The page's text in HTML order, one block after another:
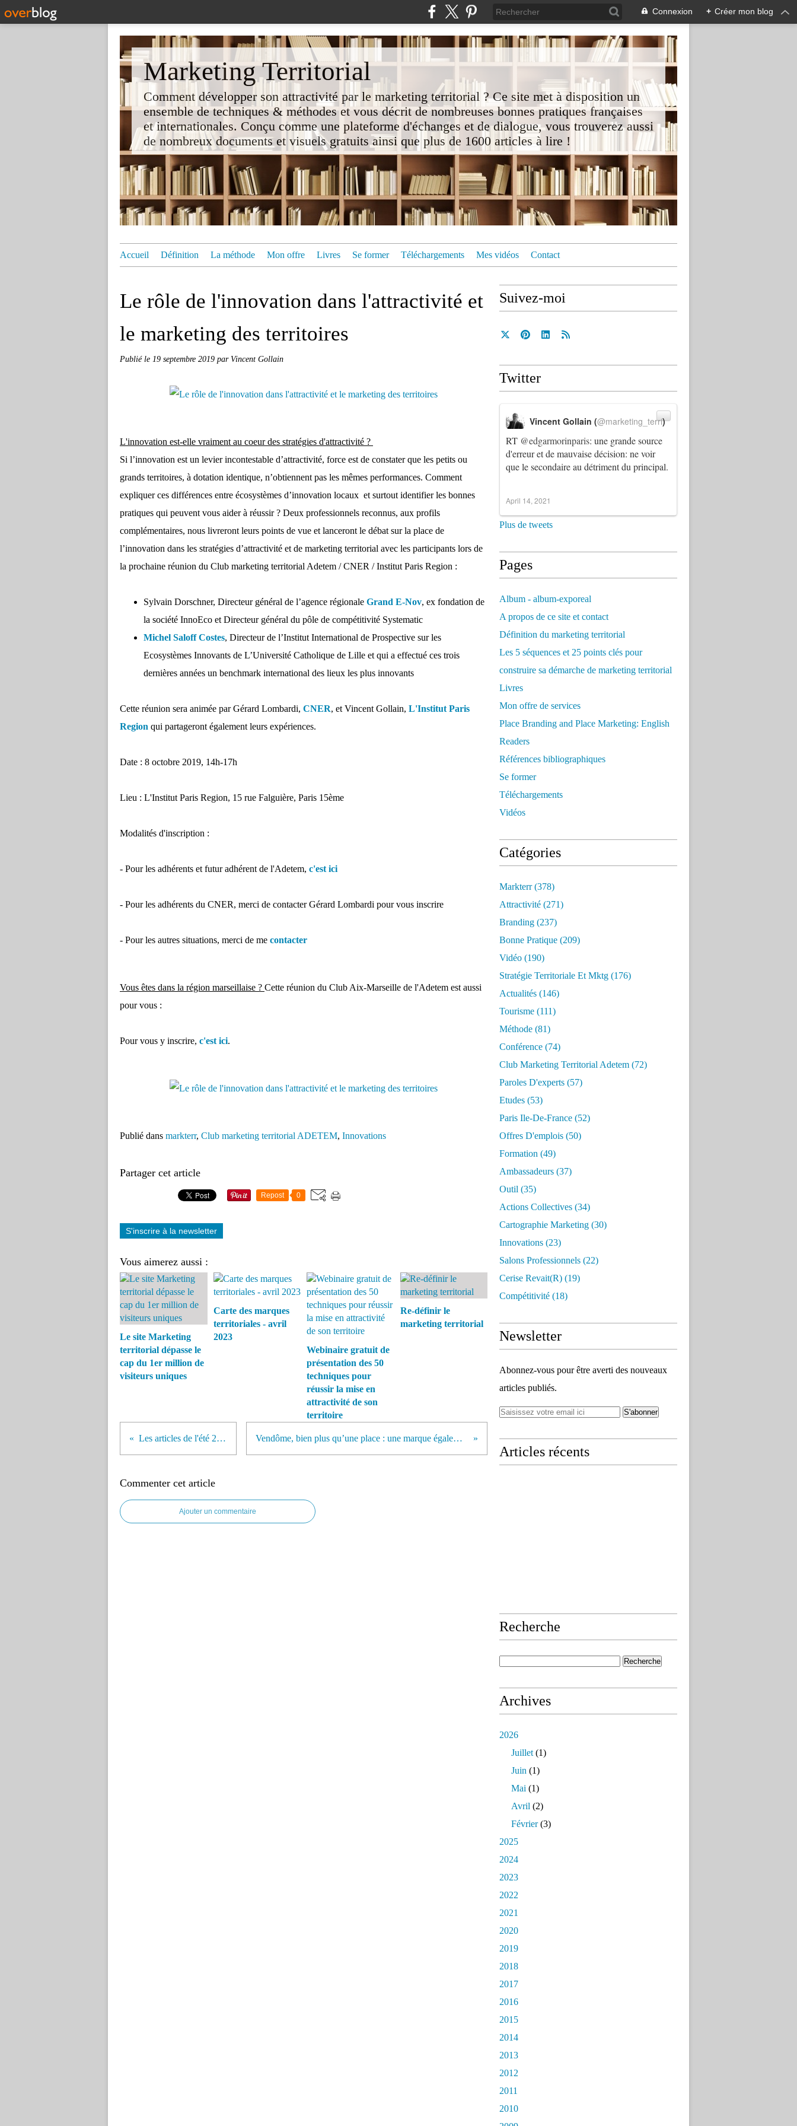
Connexion + Créer mon blog
Marketing Territorial
Comment développer son attractivité par le marketing territorial ? Ce site met à disposition un
ensemble de techniques & méthodes et vous décrit de nombreuses bonnes pratiques françaises
et internationales. Conçu comme une plateforme d'échanges et de dialogue, vous trouverez aussi
de nombreux documents et visuels gratuits ainsi que plus de 1600 articles à lire !
Accueil Définition La méthode Mon offre Livres Se former Téléchargements Mes vidéos Contact
Le rôle de l'innovation dans l'attractivité et
le marketing des territoires
Publié le 19 septembre 2019 par Vincent Gollain
L'innovation est-elle vraiment au coeur des stratégies d'attractivité ?
Si l’innovation est un levier incontestable d’attractivité, force est de constater que les petits ou
grands territoires, à dotation identique, n’obtiennent pas les mêmes performances. Comment
expliquer ces différences entre écosystèmes d’innovation locaux et surtout identifier les bonnes
pratiques qui peuvent vous aider à réussir ? Deux professionnels reconnus, aux profils
complémentaires, nous livreront leurs points de vue et lanceront le débat sur la place de
l’innovation dans les stratégies d’attractivité et de marketing territorial avec les participants lors de
la prochaine réunion du Club marketing territorial Adetem / CNER / Institut Paris Region :
Sylvain Dorschner, Directeur général de l’agence régionale Grand E-Nov, ex fondation de
la société InnoEco et Directeur général du pôle de compétitivité Systematic
Michel Saloff Costes, Directeur de l’Institut International de Prospective sur les
Ecosystèmes Innovants de L’Université Catholique de Lille et qui a effectué ces trois
dernières années un benchmark international des lieux les plus innovants
Cette réunion sera animée par Gérard Lombardi, CNER, et Vincent Gollain, L'Institut Paris
Region qui partageront également leurs expériences.
Date : 8 octobre 2019, 14h-17h
Lieu : L'Institut Paris Region, 15 rue Falguière, Paris 15ème
Modalités d'inscription :
- Pour les adhérents et futur adhérent de l'Adetem, c'est ici
- Pour les adhérents du CNER, merci de contacter Gérard Lombardi pour vous inscrire
- Pour les autres situations, merci de me contacter
Vous êtes dans la région marseillaise ? Cette réunion du Club Aix-Marseille de l'Adetem est aussi
pour vous :
Pour vous y inscrire, c'est ici.
Publié dans markterr, Club marketing territorial ADETEM, Innovations
Partager cet article
Repost 0
S'inscrire à la newsletter
Vous aimerez aussi :
Le site Marketing
territorial dépasse le
cap du 1er million de
visiteurs uniques
Carte des marques
territoriales - avril
2023
Webinaire gratuit de
présentation des 50
techniques pour
réussir la mise en
attractivité de son
territoire
Re-définir le
marketing territorial
Les articles de l'été 2019 Vendôme, bien plus qu’une place : une marque également !
Commenter cet article
Ajouter un commentaire
Suivez-moi
Twitter
RT @edgarmorinparis: une grande source
d'erreur et de mauvaise décision: ne voir
que le secondaire au détriment du principal.
Vincent Gollain (@marketing_terri)
April 14, 2021
Plus de tweets
Pages
Album - album-exporeal
A propos de ce site et contact
Définition du marketing territorial
Les 5 séquences et 25 points clés pour
construire sa démarche de marketing territorial
Livres
Mon offre de services
Place Branding and Place Marketing: English
Readers
Références bibliographiques
Se former
Téléchargements
Vidéos
Catégories
Markterr(378)
Attractivité (271)
Branding (237)
Bonne Pratique (209)
Vidéo (190)
Stratégie Territoriale Et Mktg (176)
Actualités (146)
Tourisme (111)
Méthode (81)
Conférence (74)
Club Marketing Territorial Adetem (72)
Paroles D'experts (57)
Etudes (53)
Paris Ile-De-France (52)
Offres D'emplois (50)
Formation (49)
Ambassadeurs (37)
Outil (35)
Actions Collectives (34)
Cartographie Marketing (30)
Innovations (23)
Salons Professionnels (22)
Cerise Revait(r) (19)
Compétitivité (18)
Newsletter
Abonnez-vous pour être averti des nouveaux
articles publiés.
Articles récents
Recherche
Archives
2026
Juillet (1)
Juin (1)
Mai (1)
Avril (2)
Février(3)
2025
2024
2023
2022
2021
2020
2019
2018
2017
2016
2015
2014
2013
2012
2011
2010